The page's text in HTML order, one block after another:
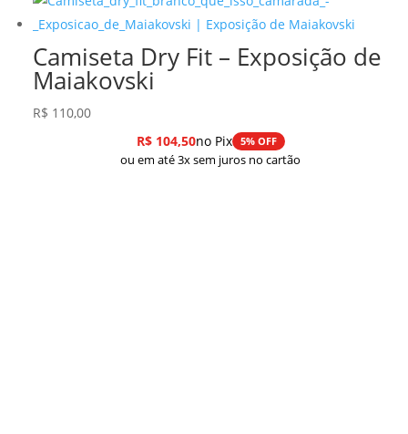
Camiseta Dry Fit – Exposição de
Maiakovski
R$ 110,00
R$104,50no Pix 5% OFF
ou em até 3x sem juros no cartão